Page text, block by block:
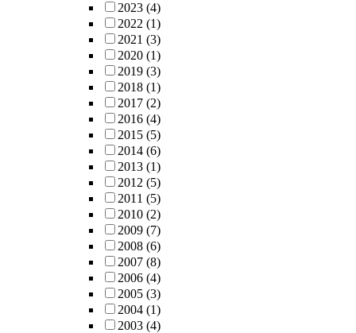
2023 (4)
2022 (1)
2021 (3)
2020 (1)
2019 (3)
2018 (1)
2017 (2)
2016 (4)
2015 (5)
2014 (6)
2013 (1)
2012 (5)
2011 (5)
2010 (2)
2009 (7)
2008 (6)
2007 (8)
2006 (4)
2005 (3)
2004 (1)
2003 (4)